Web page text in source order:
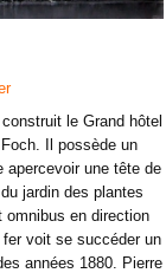
le Grand hôtel
Il possède un
apercevoir une tête de
jardin des plantes
omnibus en direction
voit se succéder un
années 1880. Pierre